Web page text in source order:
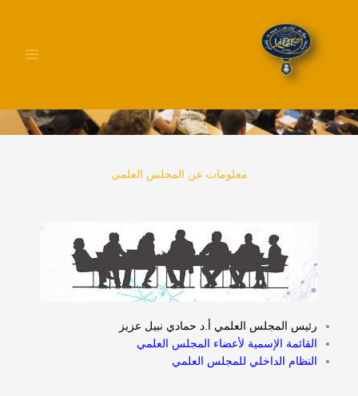
معلومات عن المجلس العلمي
رئيس المجلس العلمي أ.د حمادي نبيل عزيز
القائمة الإسمية لأعضاء المجلس العلمي
النظام الداخلي للمجلس العلمي